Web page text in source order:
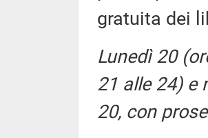
gratuita dei
Lunedì 20
21 alle 24) e
20, con